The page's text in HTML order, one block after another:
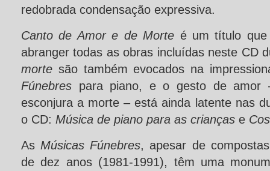
redobrada condensação expressiva.
Canto de Amor e de Morte é um título que
abranger todas as obras incluídas neste CD
morte são também evocados na
Fúnebres para piano, e o gesto de amor
esconjura a morte – está ainda latente nas
o CD: Música de piano para as crianças e
As Músicas Fúnebres, apesar de
de dez anos (1981-1991), têm uma